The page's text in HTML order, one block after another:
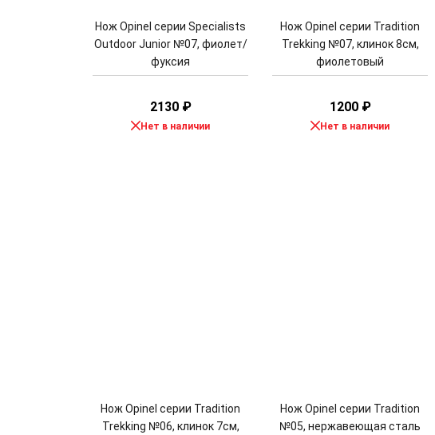
Нож Opinel серии Specialists
Outdoor Junior №07, фиолет/
фуксия
2130 ₽
Нет в наличии
Нож Opinel серии Tradition
Trekking №07, клинок 8см,
фиолетовый
1200 ₽
Нет в наличии
Нож Opinel серии Tradition
Trekking №06, клинок 7см,
Нож Opinel серии Tradition
№05, нержавеющая сталь